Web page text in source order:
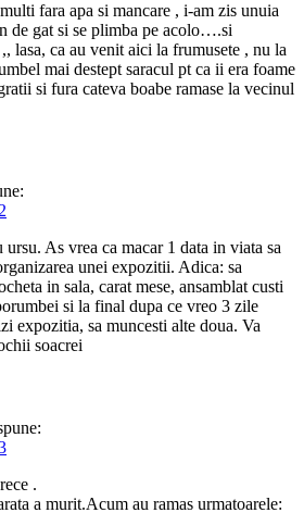
fara apa si mancare , i-am zis unuia
de gat si se plimba pe acolo….si
lasa, ca au venit aici la frumusete , nu la
mai destept saracul pt ca ii era foame
si fura cateva boabe ramase la vecinul
As vrea ca macar 1 data in viata sa
unei expozitii. Adica: sa
in sala, carat mese, ansamblat custi
si la final dupa ce vreo 3 zile
expozitia, sa muncesti alte doua. Va
soacrei
.
a murit.Acum au ramas urmatoarele: